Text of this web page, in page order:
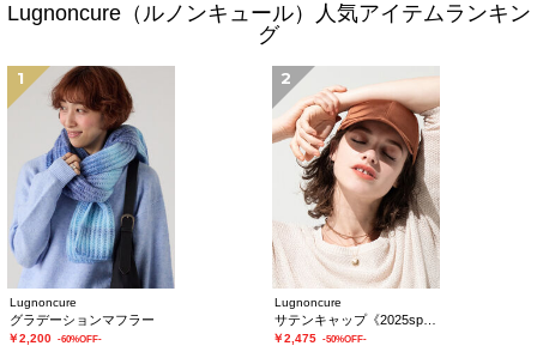
Lugnoncure（ルノンキュール）人気アイテムランキン
グ
1
Lugnoncure
グラデーションマフラー
￥2,200 -60%OFF-
2
Lugnoncure
￥2,475 -50%OFF-